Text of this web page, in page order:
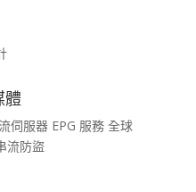
體
伺服器 EPG 服務 全球
流防盜